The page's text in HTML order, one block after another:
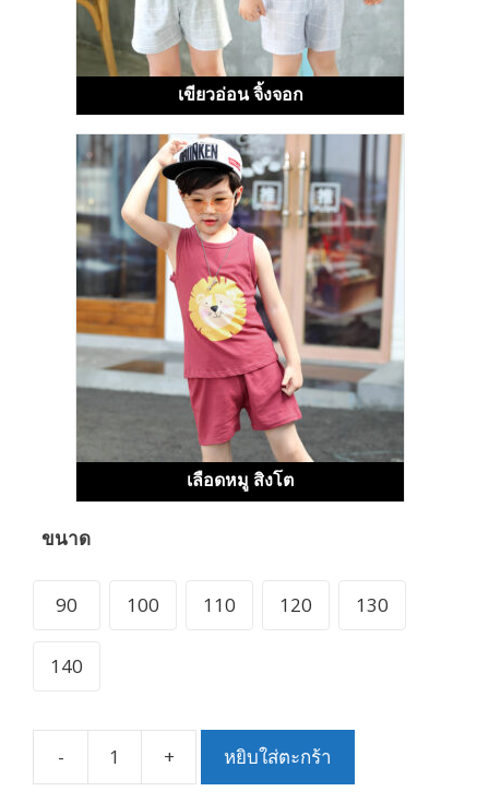
เขียวอ่อน จิ้งจอก
เลือดหมู สิงโต
ขนาด
90 100 110 120 130
140
-
จำนวน
+ หยิบใส่ตะกร้า